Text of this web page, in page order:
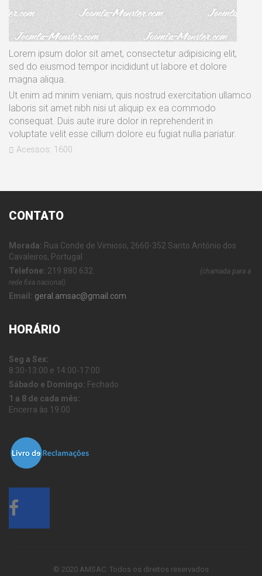
Lorem ipsum dolor sit amet, consectetur adipisicing elit,
sed do eiusmod tempor incididunt ut labore et dolore
magna aliqua.
Ut enim ad minim veniam, quis nostrud exercitation ullamco
laboris sit amet nibh nisi ut aliquip ex ea commodo
consequat. Duis aute irure dolor in reprehenderit in
voluptate velit esse cillum dolore eu fugiat nulla pariatur.
Acessos: 1600
CONTATO
Morada: Rua Conde de Vimioso, 2660-352 Santo António dos
Cavaleiros, Portugal
Telefone: 219 880 632
(chamada para a
rede fixa nacional)
Email: geral.amsac@gmail.com
HORÁRIO
Seg a Sex:
8:30-13:00 e 14:00-17:00
Sábado e Domingo: Fechado
1 a 8 de cada mês:
Encerra às 19:00
© 2020 AMSAC. Todos os direitos reservados